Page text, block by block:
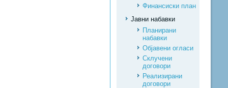
Финансиски план
Јавни набавки
Планирани
набавки
Објавени огласи
Склучени
договори
Реализирани
договори